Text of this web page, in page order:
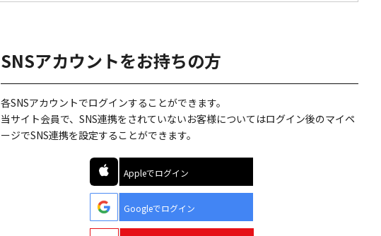
SNSアカウントをお持ちの方
各SNSアカウントでログインすることができます。
当サイト会員で、SNS連携をされていないお客様についてはログイン後のマイペ
ージでSNS連携を設定することができます。
Appleでログイン
Googleでログイン